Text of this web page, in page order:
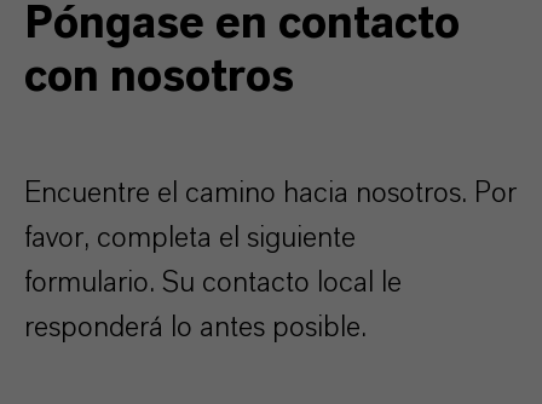
Póngase en contacto
con nosotros
Encuentre el camino hacia nosotros. Por
favor, completa el siguiente
formulario. Su contacto local le
responderá lo antes posible.